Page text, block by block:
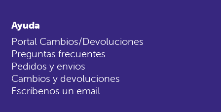
Ayuda
Portal Cambios/Devoluciones
Preguntas frecuentes
Pedidos y envios
Cambios y devoluciones
Escríbenos un email